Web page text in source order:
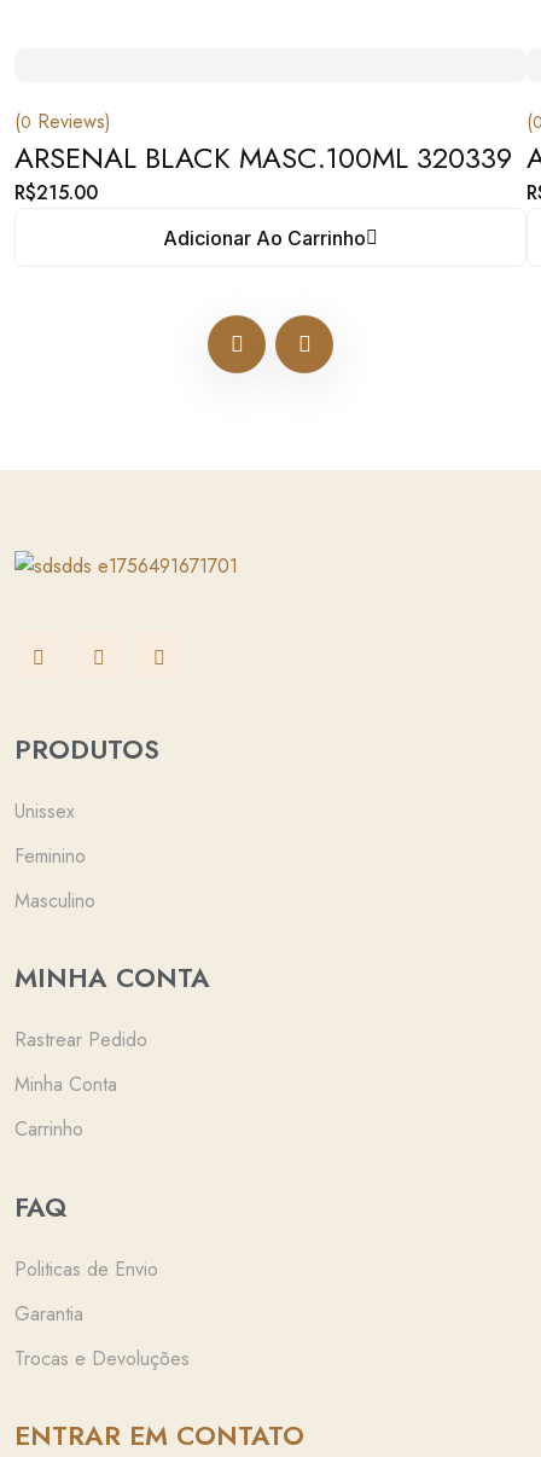
(0 Reviews)
ARSENAL BLACK MASC.100ML 320339
R$215.00
Adicionar Ao Carrinho
(
PRODUTOS
Unissex
Feminino
Masculino
MINHA CONTA
Rastrear Pedido
Minha Conta
Carrinho
FAQ
Politicas de Envio
Garantia
Trocas e Devoluções
ENTRAR EM CONTATO